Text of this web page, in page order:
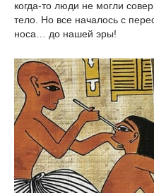
когда-то люди не могли
тело. Но все началось с
носа… до нашей эры!